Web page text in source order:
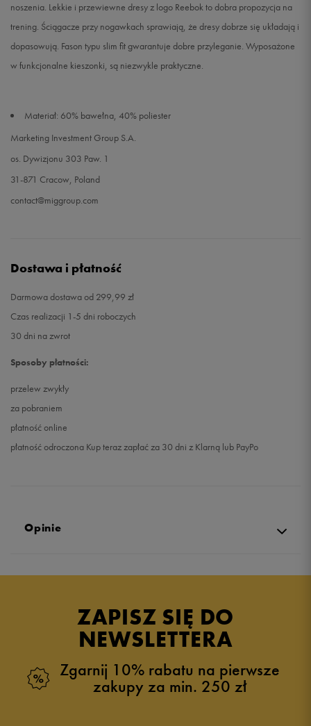
noszenia. Lekkie i przewiewne dresy z logo Reebok to dobra propozycja na
trening. Ściągacze przy nogawkach sprawiają, że dresy dobrze się układają i
dopasowują. Fason typu slim fit gwarantuje dobre przyleganie. Wyposażone
w funkcjonalne kieszonki, są niezwykle praktyczne.
Materiał: 60% bawełna, 40% poliester
Marketing Investment Group S.A.
os. Dywizjonu 303 Paw. 1
31-871 Cracow, Poland
contact@miggroup.com
Dostawa i płatność
Darmowa dostawa od 299,99 zł
Czas realizacji 1-5 dni roboczych
30 dni na zwrot
Sposoby płatności:
przelew zwykły
za pobraniem
płatność online
płatność odroczona Kup teraz zapłać za 30 dni z Klarną lub PayPo
Opinie
ZAPISZ SIĘ DO
NEWSLETTERA
Zgarnij 10% rabatu na pierwsze
zakupy za min. 250 zł